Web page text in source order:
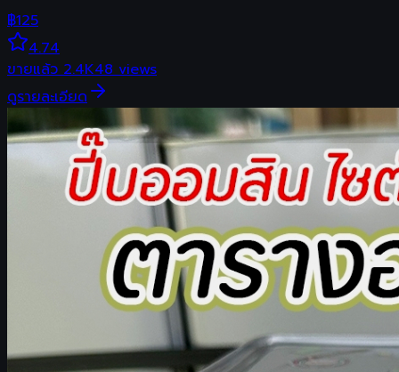
฿125
4.74
ขายแล้ว2.4K48views
ดูรายละเอียด